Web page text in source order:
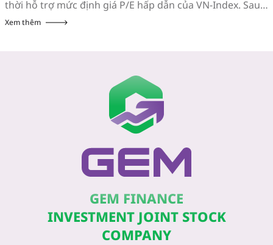
thời hỗ trợ mức định giá P/E hấp dẫn của VN-Index. Sau
khi giảm hơn 10% trong vòng 3 tuần đầu tiên của tháng
Xem thêm
GEM FINANCE
INVESTMENT JOINT STOCK
COMPANY